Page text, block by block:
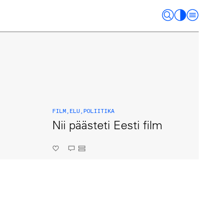
FILM,ELU,POLIITIKA
Nii päästeti Eesti film